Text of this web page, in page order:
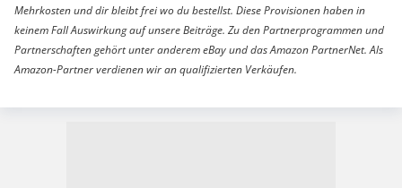
Mehrkosten und dir bleibt frei wo du bestellst. Diese Provisionen haben in
keinem Fall Auswirkung auf unsere Beiträge. Zu den Partnerprogrammen und
Partnerschaften gehört unter anderem eBay und das Amazon PartnerNet. Als
Amazon-Partner verdienen wir an qualifizierten Verkäufen.